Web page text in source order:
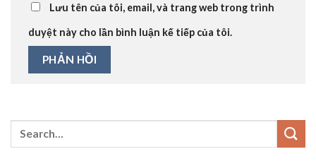
Lưu tên của tôi, email, và trang web trong trình
duyệt này cho lần bình luận kế tiếp của tôi.